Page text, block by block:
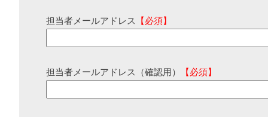
担当者メールアドレス 【必須】
担当者メールアドレス（確認用） 【必須】